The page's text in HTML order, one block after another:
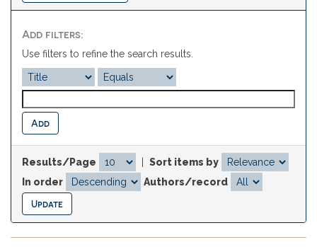
Add filters:
Use filters to refine the search results.
Results/Page
Sort items by
In order
Authors/record